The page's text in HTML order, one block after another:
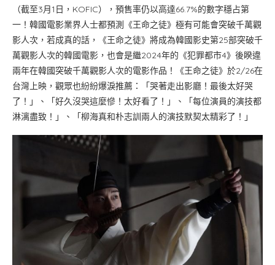
（截至3月1日，KOFIC），預售率仍以高達66.7%的數字穩占第
一！韓國電影業界人士都預測《王命之徒》極有可能會突破千萬觀
影人次，若成真的話，《王命之徒》將成為韓國影史第25部突破千
萬觀影人次的韓國電影，也會是繼2024年的《犯罪都市4》後睽違
兩年在韓國突破千萬觀影人次的電影作品！《王命之徒》於2/26在
台灣上映，觀眾也紛紛爆淚推薦：「哭著走出影廳！最後太好哭
了！」、「好久沒哭這麼慘！太好看了！」、「每位演員的演技都
淋漓盡致！」、「柳海真和朴志訓兩人的演技默契太精彩了！」